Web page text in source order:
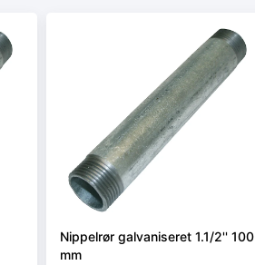
Nippelrør galvaniseret 1.1/2'' 100
mm